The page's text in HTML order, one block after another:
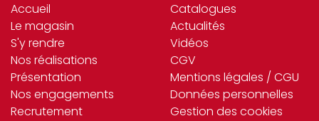
Accueil
Le magasin
S'y rendre
Nos réalisations
Présentation
Nos engagements
Recrutement
Catalogues
Actualités
Vidéos
CGV
Mentions légales / CGU
Données personnelles
Gestion des cookies